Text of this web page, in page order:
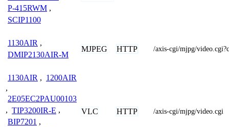
P-415RWM ,
SCIP1100
1130AIR ,
DMIP2130AIR-M
MJPEG HTTP /axis-cgi/mjpg/
1130AIR , 1200AIR
,
2E05EC2PAU00103
, TIP3200IR-E ,
BIP7201 ,
VLC HTTP /axis-cgi/mjpg/video.cgi